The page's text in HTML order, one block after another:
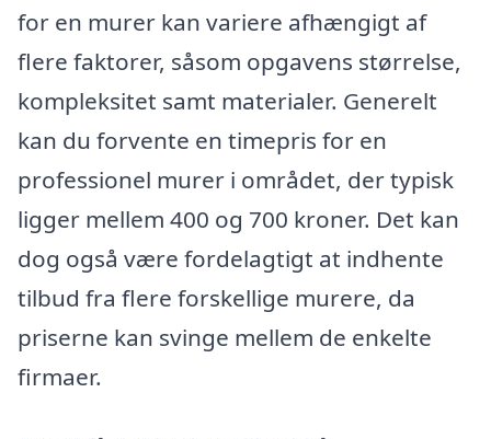
for en murer kan variere afhængigt af
flere faktorer, såsom opgavens størrelse,
kompleksitet samt materialer. Generelt
kan du forvente en timepris for en
professionel murer i området, der typisk
ligger mellem 400 og 700 kroner. Det kan
dog også være fordelagtigt at indhente
tilbud fra flere forskellige murere, da
priserne kan svinge mellem de enkelte
firmaer.